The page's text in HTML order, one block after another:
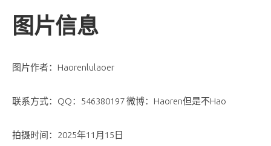
图片信息
图片作者：Haorenlulaoer
联系方式：QQ：546380197 微博：Haoren但是不Hao
拍摄时间：2025年11月15日